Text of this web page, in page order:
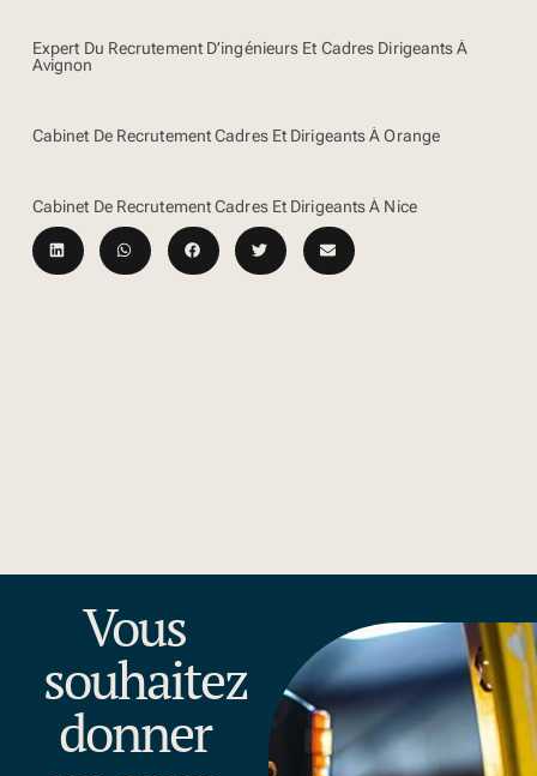
Expert Du Recrutement D’ingénieurs Et Cadres Dirigeants À
Avignon
Cabinet De Recrutement Cadres Et Dirigeants À Orange
Cabinet De Recrutement Cadres Et Dirigeants À Nice
Vous
souhaitez
donner